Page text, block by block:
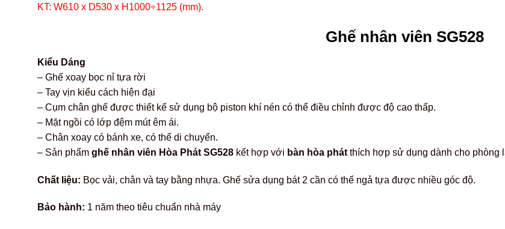
KT: W610 x D530 x H1000÷1125 (mm).
Ghế nhân viên SG528
Kiểu Dáng
– Ghế xoay bọc nỉ tựa rời
– Tay vịn kiểu cách hiện đại
– Cụm chân ghế được thiết kế sử dụng bộ piston khí nén có thể điều chỉnh được độ cao thấp.
– Mặt ngồi có lớp đệm mút êm ái.
– Chân xoay có bánh xe, có thể di chuyển.
– Sản phẩm ghế nhân viên Hòa Phát SG528 kết hợp với bàn hòa phát thích hợp sử dụng dành cho phòng
Chất liệu: Bọc vải, chân và tay bằng nhựa. Ghế sửa dụng bát 2 cần có thể ngả tựa được nhiều góc độ.
Bảo hành: 1 năm theo tiêu chuẩn nhà máy